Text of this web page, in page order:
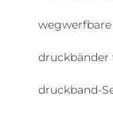
druckbänder
druckband-